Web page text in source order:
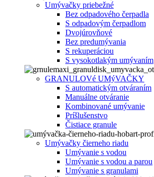
Umývačky priebežné
Bez odpadového čerpadla
S odpadovým čerpadlom
Dvojúrovňové
Bez predumývania
S rekuperáciou
S vysokotlakým umývaním
GRANULOVé UMýVAČKY
S automatickým otváraním
Manuálne otváranie
Kombinované umývanie
Príšlušenstvo
Čistiace granule
Umývačky čierneho riadu
Umývanie s vodou
Umývanie s vodou a parou
Umývanie s granulami